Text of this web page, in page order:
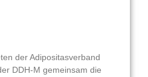
der Adipositasverband
DDH-M gemeinsam die